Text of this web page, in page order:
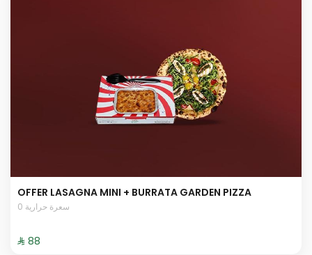
OFFER LASAGNA MINI + BURRATA GARDEN PIZZA
0 سعرة حرارية
⁨⁦‪‬ 88⁩